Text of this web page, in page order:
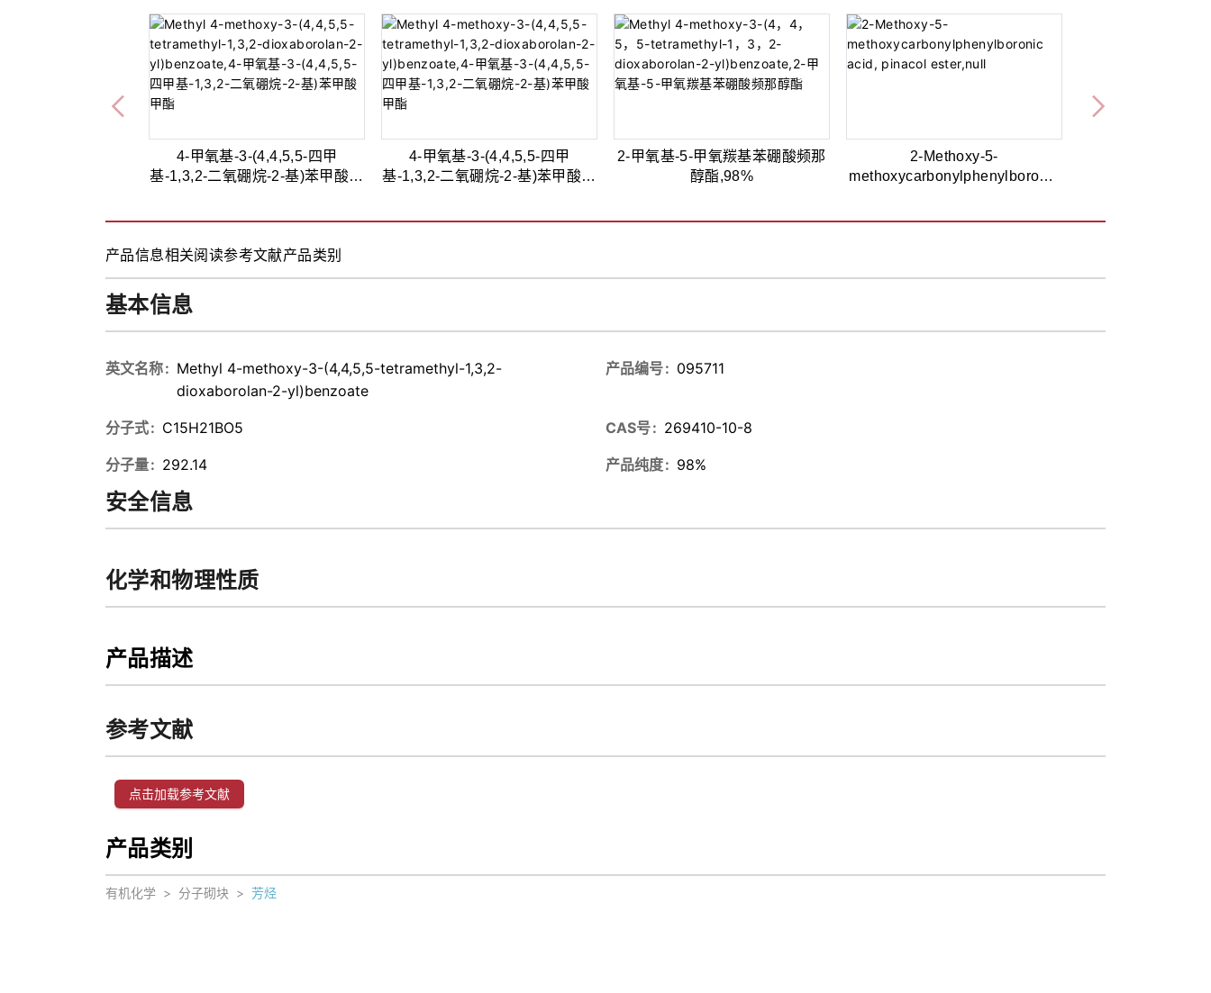
4-甲氧基-3-(4,4,5,5-四甲
基-1,3,2-二氧硼烷-2-基)苯甲酸甲
4-甲氧基-3-(4,4,5,5-四甲
基-1,3,2-二氧硼烷-2-基)苯甲酸甲
2-甲氧基-5-甲氧羰基苯硼酸频那
醇酯,98%
2-Methoxy-5-
methoxycarbonylphenylboronic
产品信息相关阅读参考文献产品类别
基本信息
英文名称
Methyl 4-methoxy-3-(4,4,5,5-tetramethyl-1,3,2-
dioxaborolan-2-yl)benzoate
产品编号 095711
分子式 C15H21BO5 CAS号 269410-10-8
分子量 292.14 产品纯度 98%
安全信息
化学和物理性质
产品描述
参考文献
点击加载参考文献
产品类别
有机化学 > 分子砌块 > 芳烃